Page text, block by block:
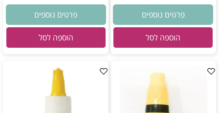
פרטים נוספים
הוספה לסל
פרטים נוספים
הוספה לסל